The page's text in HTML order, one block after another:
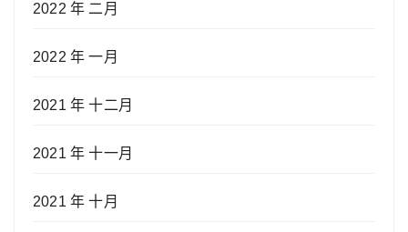
2022 年 二月
2022 年 一月
2021 年 十二月
2021 年 十一月
2021 年 十月